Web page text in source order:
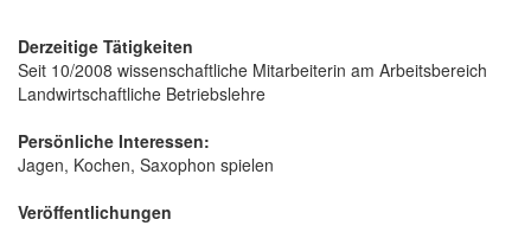
Derzeitige Tätigkeiten
Seit 10/2008 wissenschaftliche Mitarbeiterin am Arbeitsbereich
Landwirtschaftliche Betriebslehre
Persönliche Interessen:
Jagen, Kochen, Saxophon spielen
Veröffentlichungen